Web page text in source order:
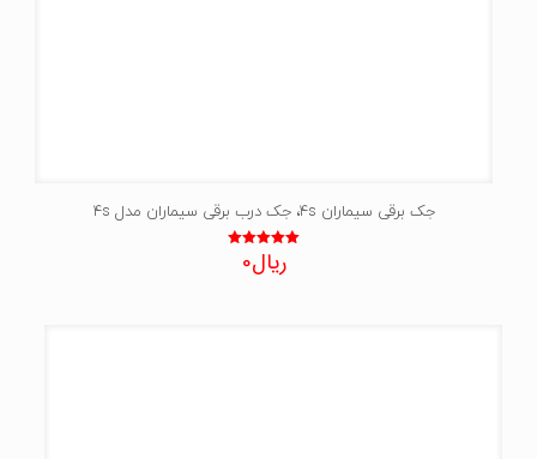
جک برقی سیماران 4s، جک درب برقی سیماران مدل 4s
نمره
5.00
ریال0